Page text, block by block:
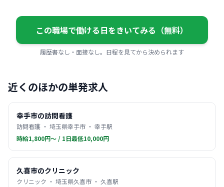
この職場で働ける日をきいてみる（無料）
履歴書なし・面接なし。日程を見てから決められます
近くのほかの単発求人
幸手市の訪問看護
訪問看護 ・ 埼玉県幸手市 ・ 幸手駅
時給1,800円〜 / 1日最低10,000円
久喜市のクリニック
クリニック ・ 埼玉県久喜市 ・ 久喜駅